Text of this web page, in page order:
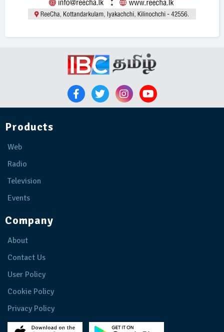
Products
Web
Radio
Television
Events
Company
About
Contact Us
User Policy
Cookie Policy
Privacy Policy